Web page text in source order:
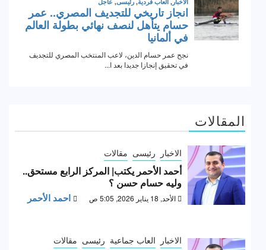
المقالات
الاخبار رئيسى مقالات
أحمد الأحمر يكتب| المركز الرابع مستحق..
وليه حسام حسن ؟
الأحد, 18 يناير 2026, 5:05 ص احمد الأحمر
الاخبار العاب جماعية رئيسى مقالات